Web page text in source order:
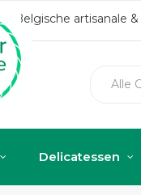
Belgische artisanale
Delicatessen